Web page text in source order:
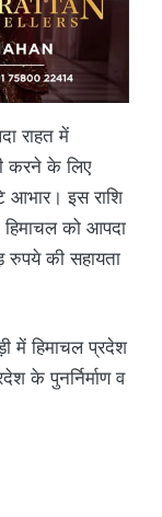
राहत में
करने के लिए
आभार। इस राशि
हिमाचल को आपदा
की सहायता
में हिमाचल प्रदेश
के पुनर्निर्माण व